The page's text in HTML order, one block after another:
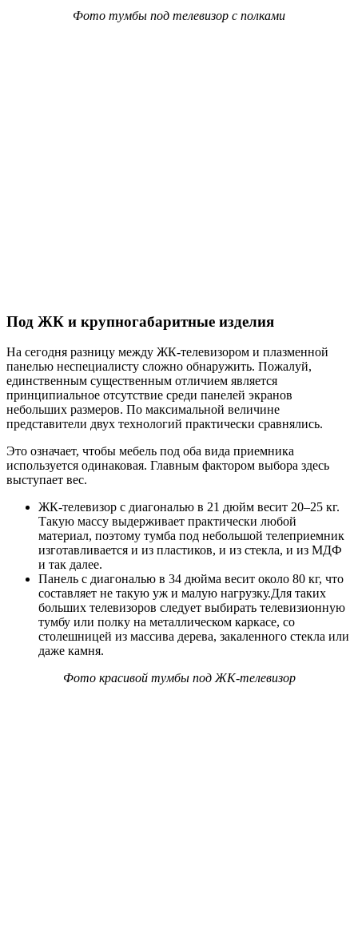
Фото тумбы под телевизор с полками
Под ЖК и крупногабаритные изделия
На сегодня разницу между ЖК-телевизором и плазменной
панелью неспециалисту сложно обнаружить. Пожалуй,
единственным существенным отличием является
принципиальное отсутствие среди панелей экранов
небольших размеров. По максимальной величине
представители двух технологий практически сравнялись.
Это означает, чтобы мебель под оба вида приемника
используется одинаковая. Главным фактором выбора здесь
выступает вес.
ЖК-телевизор с диагональю в 21 дюйм весит 20–25 кг.
Такую массу выдерживает практически любой
материал, поэтому тумба под небольшой телеприемник
изготавливается и из пластиков, и из стекла, и из МДФ
и так далее.
Панель с диагональю в 34 дюйма весит около 80 кг, что
составляет не такую уж и малую нагрузку.Для таких
больших телевизоров следует выбирать телевизионную
тумбу или полку на металлическом каркасе, со
столешницей из массива дерева, закаленного стекла или
даже камня.
Фото красивой тумбы под ЖК-телевизор